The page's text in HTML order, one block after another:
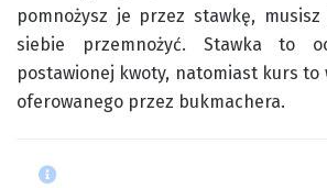
pomnożysz je przez stawkę,
siebie przemnożyć. Stawka to
postawionej kwoty, natomiast kurs to
oferowanego przez bukmachera.